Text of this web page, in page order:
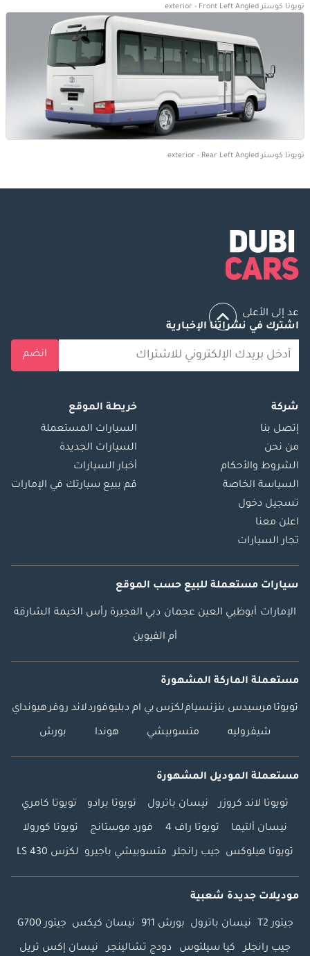
تويوتا كوستر exterior - Front Left Angled
تويوتا كوستر exterior - Rear Left Angled
عد إلى الأعلى
اشترك في نشراتنا الإخبارية
انضم
شركة
إتصل بنا
من نحن
الشروط والأحكام
السياسة الخاصة
تسجيل دخول
اعلن معنا
تجار السيارات
خريطة الموقع
السيارات المستعملة
السيارات الجديدة
أخبار السيارات
قم ببيع سيارتك في الإمارات
سيارات مستعملة للبيع حسب الموقع
الإمارات أبوظبي العين عجمان دبي الفجيرة رأس الخيمة الشارقة
أم القيوين
مستعملة الماركة المشهورة
تويوتا مرسيدس بنزنسياملكزس بي ام دبليوفوردلاند روفرهيونداي
شيفروليه متسوبيشي هوندا بورش
مستعملة الموديل المشهورة
تويوتا لاند كروزر نيسان باترول تويوتا برادو تويوتا كامري
نيسان ألتيما تويوتا راف 4 فورد موستانج تويوتا كورولا
تويوتا هيلوكس جيب رانجلر متسوبيشي باجيرو لكزس LS 430
موديلات جديدة شعبية
جيتور T2 نيسان باترول بورش 911 نيسان كيكس جيتور G700
جيب رانجلر كيا سيلتوس دودج تشالينجر نيسان إكس تريل